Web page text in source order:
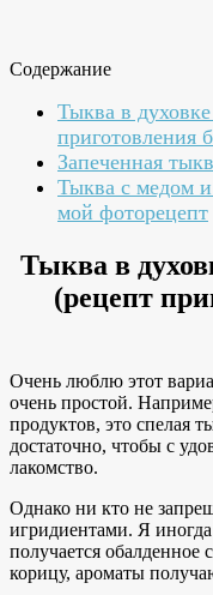
Содержание
Тыква в
приготовления
Запеченная
Тыква с медом
мой фоторецепт
Тыква в
(рецепт
Очень люблю этот
очень простой.
продуктов, это спелая
достаточно, чтобы с
лакомство.
Однако ни кто не
игридиентами. Я
получается обалденное
корицу, ароматы